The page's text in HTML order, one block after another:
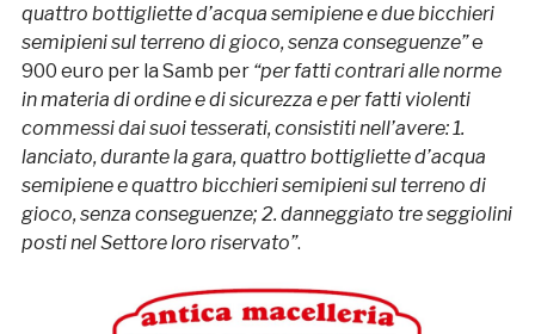
quattro bottigliette d’acqua semipiene e due bicchieri
semipieni sul terreno di gioco, senza conseguenze”e
900 euro per la Samb per “per fatti contrari alle norme
in materia di ordine e di sicurezza e per fatti violenti
commessi dai suoi tesserati, consistiti nell’avere: 1.
lanciato, durante la gara, quattro bottigliette d’acqua
semipiene e quattro bicchieri semipieni sul terreno di
gioco, senza conseguenze; 2. danneggiato tre seggiolini
posti nel Settore loro riservato”.